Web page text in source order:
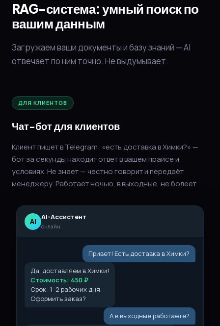
RAG-система: умный поиск по
вашим данным
Загружаем ваши документы и базу знаний — AI
отвечает по ним точно. Не выдумывает.
ДЛЯ КЛИЕНТОВ
Чат-бот для клиентов
Клиент пишет в Telegram: «есть доставка в Химки?» —
бот за секунды находит ответ в вашем прайсе и
условиях. Не знает — честно говорит и передаёт
менеджеру. Работает ночью, в выходные, не болеет.
AI AI-Ассистент
онлайн
Привет! Есть доставка в Химки?
Да, доставляем в Химки!
Стоимость: 450 ₽
Срок: 1–2 рабочих дня.
Оформить заказ?
А в выходные работаете?